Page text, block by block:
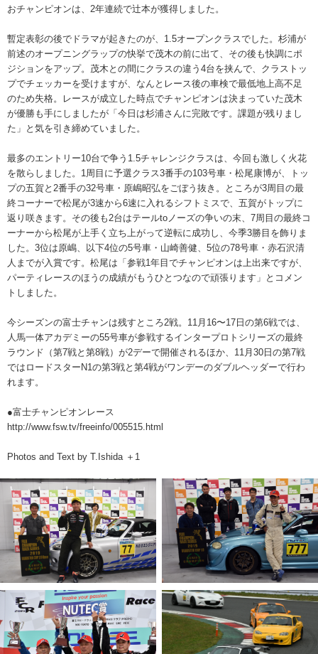
おチャンピオンは、2年連続で辻本が獲得しました。
暫定表彰の後でドラマが起きたのが、1.5オープンクラスでした。杉浦が
前述のオープニングラップの快挙で茂木の前に出て、その後も快調にポ
ジションをアップ。茂木との間にクラスの違う4台を挟んで、クラストッ
プでチェッカーを受けますが、なんとレース後の車検で最低地上高不足
のため失格。レースが成立した時点でチャンピオンは決まっていた茂木
が優勝も手にしましたが「今日は杉浦さんに完敗です。課題が残りまし
た」と気を引き締めていました。
最多のエントリー10台で争う1.5チャレンジクラスは、今回も激しく火花
を散らしました。1周目に予選クラス3番手の103号車・松尾康博が、トッ
プの五賀と2番手の32号車・原嶋昭弘をごぼう抜き。ところが3周目の最
終コーナーで松尾が3速から6速に入れるシフトミスで、五賀がトップに
返り咲きます。その後も2台はテールtoノーズの争いの末、7周目の最終コ
ーナーから松尾が上手く立ち上がって逆転に成功し、今季3勝目を飾りま
した。3位は原嶋、以下4位の5号車・山崎善健、5位の78号車・赤石沢清
人までが入賞です。松尾は「参戦1年目でチャンピオンは上出来ですが、
パーティレースのほうの成績がもうひとつなので頑張ります」とコメン
トしました。
今シーズンの富士チャンは残すところ2戦。11月16〜17日の第6戦では、
人馬一体アカデミーの55号車が参戦するインタープロトシリーズの最終
ラウンド（第7戦と第8戦）が2デーで開催されるほか、11月30日の第7戦
ではロードスターN1の第3戦と第4戦がワンデーのダブルヘッダーで行わ
れます。
●富士チャンピオンレース
http://www.fsw.tv/freeinfo/005515.html
Photos and Text by T.Ishida ＋1